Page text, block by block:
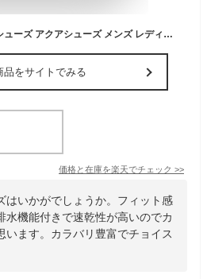
マリンシューズ ウォーターシューズ アクアシューズ メンズ レディース 男女兼用 軽量 速乾 排水機能 滑り止め 伸縮性 フィットネス ヨガ サーフ ビーチ 水泳 サーフィン カヌー 釣り ウォ
品をサイトでみる
価格と在庫を楽天でチェック >>
はいかがでしょうか。フィット感
水機能付きで速乾性が高いのでカ
います。カラバリ豊富でチョイス